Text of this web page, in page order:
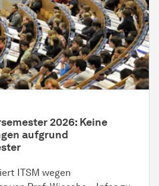
2026: Keine
aufgrund
ITSM wegen